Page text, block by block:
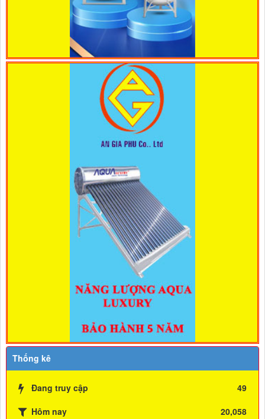
Thống kê
Đang truy cập
49
Hôm nay
20,058